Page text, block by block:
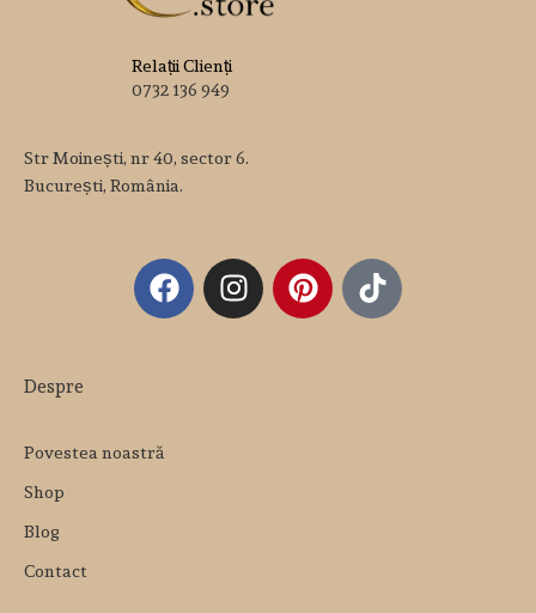
Relații Clienți
0732 136 949
Str Moinești, nr 40, sector 6.
București, România.
Despre
Povestea noastră
Shop
Blog
Contact